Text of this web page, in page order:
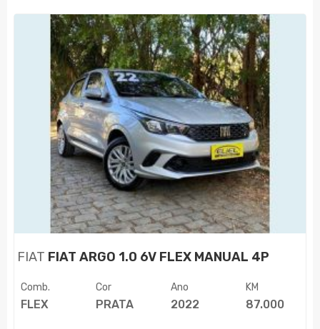
FIAT FIAT ARGO 1.0 6V FLEX MANUAL 4P
Comb.
FLEX
Cor
PRATA
Ano
2022
KM
87.000